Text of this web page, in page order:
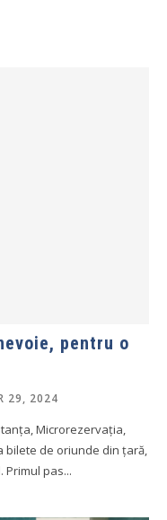
pentru o
29, 2024
Microrezervația,
de oriunde din țară,
pas...